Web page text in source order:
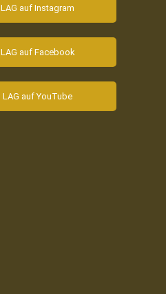
LAG auf Instagram
LAG auf Facebook
LAG auf YouTube